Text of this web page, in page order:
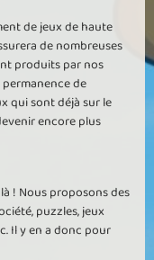
de jeux de haute
de nombreuses
produits par nos
de
qui sont déjà sur le
encore plus
! Nous proposons des
puzzles, jeux
Il y en a donc pour